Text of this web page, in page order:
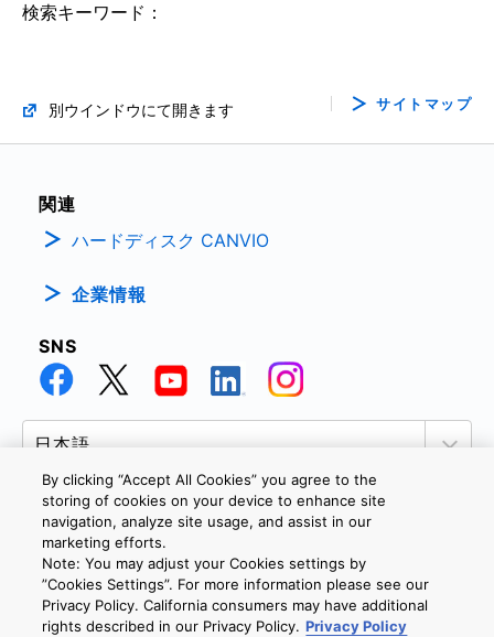
検索キーワード：
別ウインドウにて開きます サイトマップ
関連
ハードディスク CANVIO
企業情報
SNS
個人情報保護方針
お問い合わせ
By clicking “Accept All Cookies” you agree to the
storing of cookies on your device to enhance site
navigation, analyze site usage, and assist in our
marketing efforts.
Note: You may adjust your Cookies settings by
”Cookies Settings”. For more information please see our
Privacy Policy. California consumers may have additional
rights described in our Privacy Policy. Privacy Policy